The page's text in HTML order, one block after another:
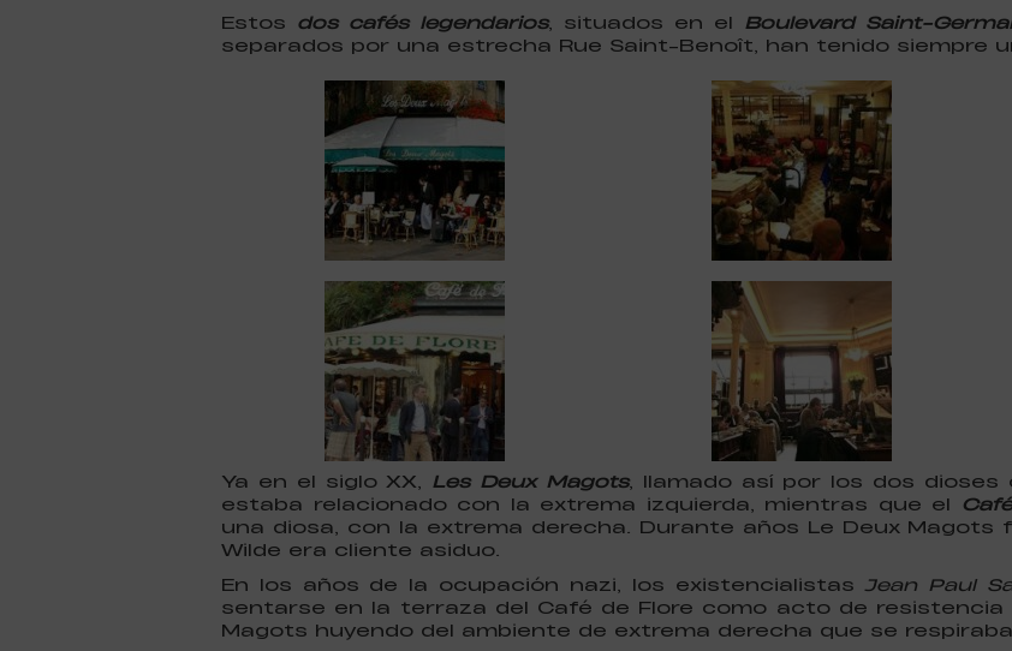
Estos dos cafés legendarios, situados en el Boulevard Saint-
separados por una estrecha Rue Saint-Benoît, han tenido siempre
Ya en el siglo XX, Les Deux Magots, llamado así por los dos
estaba relacionado con la extrema izquierda, mientras que el
una diosa, con la extrema derecha. Durante años Le Deux Magots
Wilde era cliente asiduo.
En los años de la ocupación nazi, los existencialistas Jean Paul
sentarse en la terraza del Café de Flore como acto de resistencia
Magots huyendo del ambiente de extrema derecha que se